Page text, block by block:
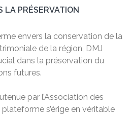
LA PRÉSERVATION
envers la conservation de la
de la région, DMJ
dans la préservation du
futures.
par l’Association des
s’érige en véritable